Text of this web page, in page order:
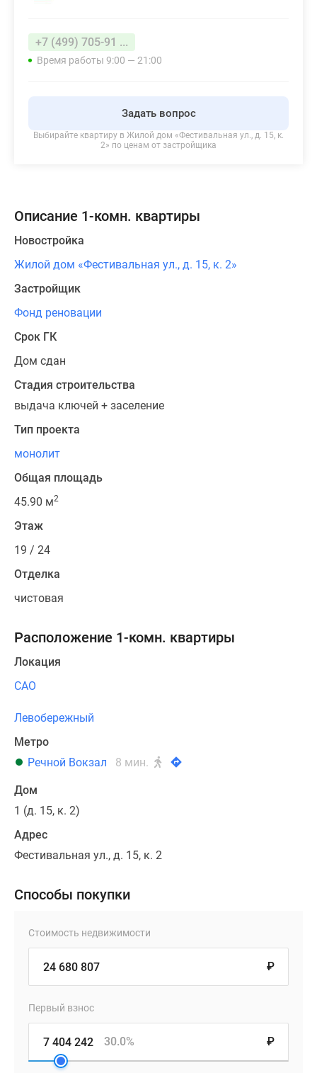
+7 (499) 705-91 ...
Время работы 9:00 — 21:00
Задать вопрос
Выбирайте квартиру в Жилой дом «Фестивальная ул., д. 15, к.
2» по ценам от застройщика
Описание 1-комн. квартиры
Новостройка
Жилой дом «Фестивальная ул., д. 15, к. 2»
Застройщик
Фонд реновации
Срок ГК
Дом сдан
Стадия строительства
выдача ключей + заселение
Тип проекта
монолит
Общая площадь
45.90 м2
Этаж
19 / 24
Отделка
чистовая
Расположение 1-комн. квартиры
Локация
САО
Левобережный
Метро
Речной Вокзал
8 мин.
Дом
1 (д. 15, к. 2)
Адрес
Фестивальная ул., д. 15, к. 2
Способы покупки
Стоимость недвижимости
₽
Первый взнос
₽
30.0%